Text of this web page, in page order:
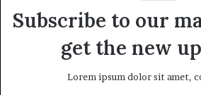
Subscribe to our
get the new
Lorem ipsum dolor sit amet,